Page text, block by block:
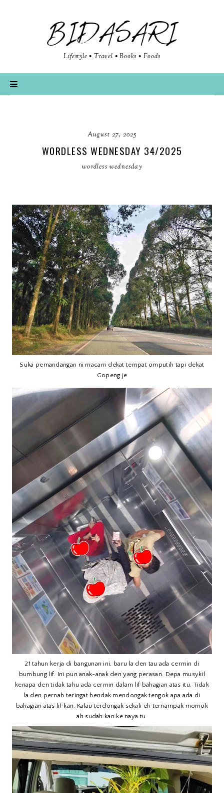
BIDASARI
Lifestyle • Travel • Books • Foods
August 27, 2025
WORDLESS WEDNESDAY 34/2025
wordless wednesday
Suka pemandangan ni macam dekat tempat omputih tapi dekat
Gopeng je
21 tahun kerja di bangunan ini, baru la den tau ada cermin di
bumbung lif. Ini pun anak-anak den yang perasan. Depa musykil
kenapa den tidak tahu ada cermin dalam lif bahagian atas itu. Tidak
la den pernah teringat hendak mendongak tengok apa ada di
bahagian atas lif kan. Kalau terdongak sekali eh ternampak momok
ah sudah kan ke naya tu